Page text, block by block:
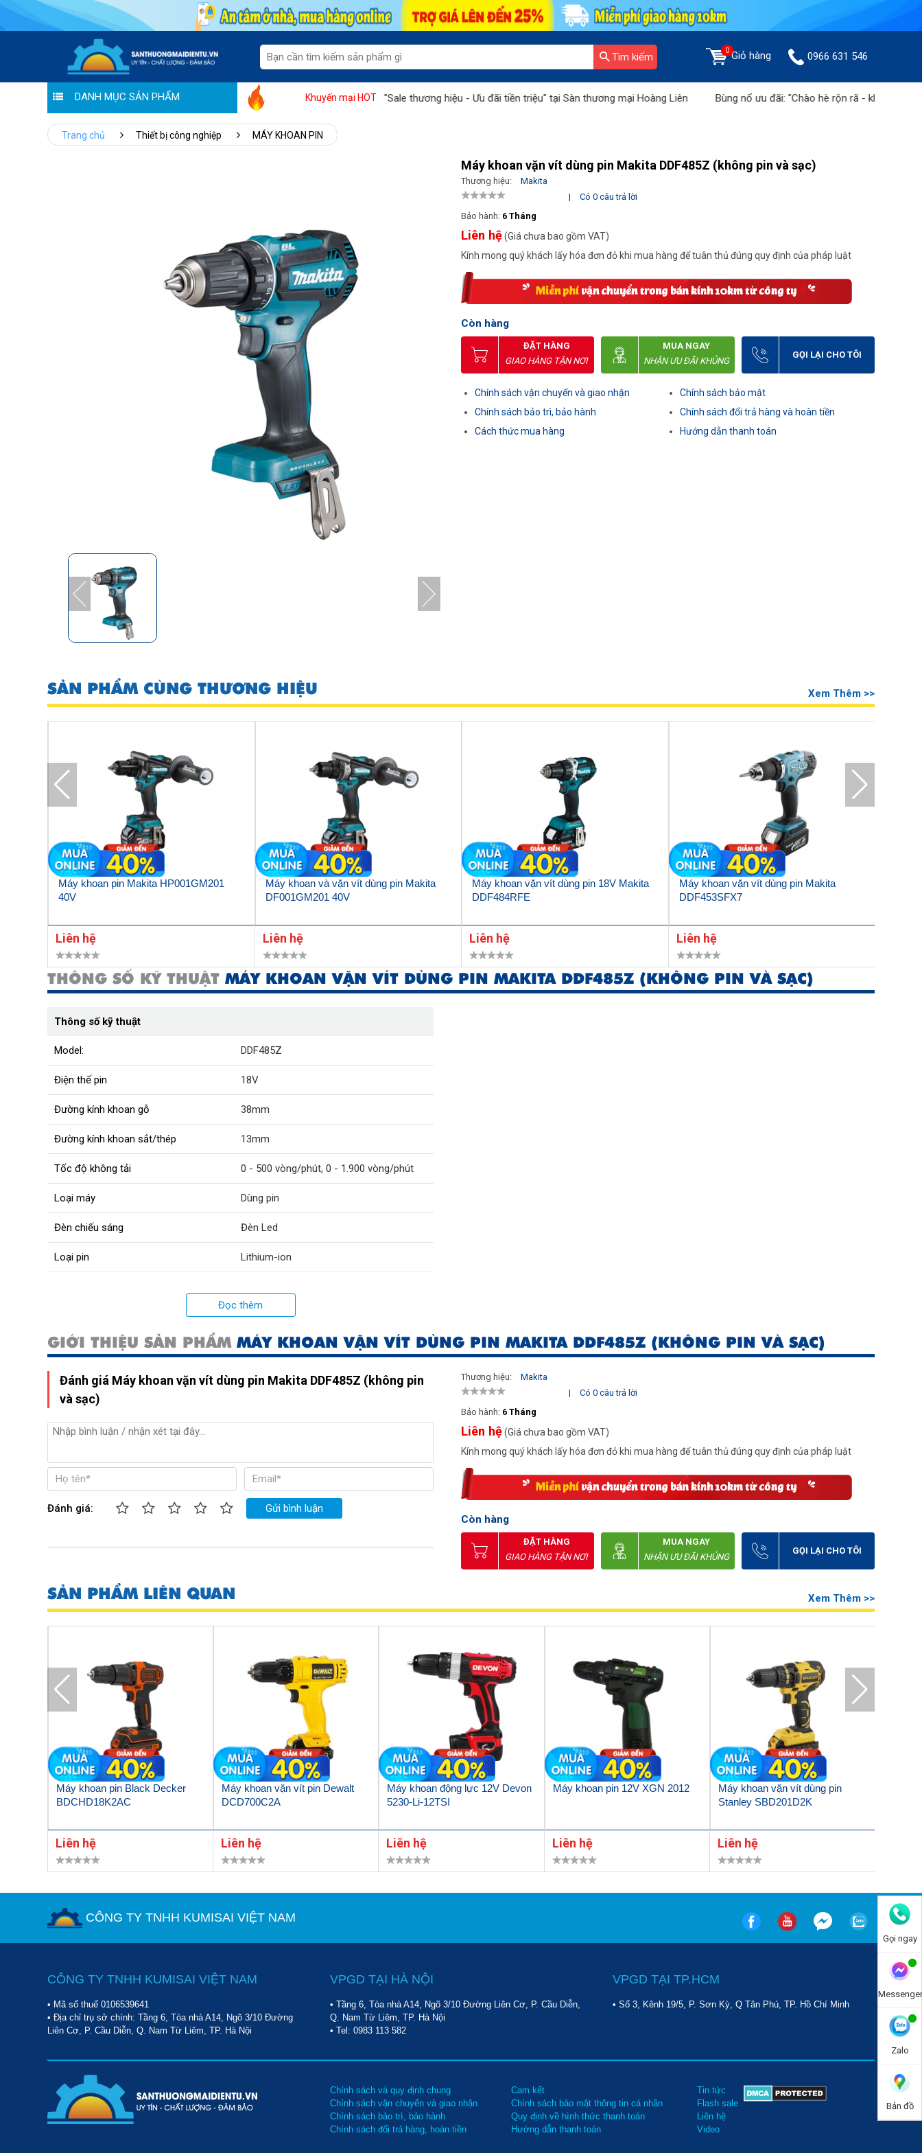
Tìm kiếm 0 Giỏ hàng 0966 631 546
DANH MỤC SẢN PHẨM Khuyến mại HOT
Tưng bừng khuyến mãi "Tháng vàng tri ân" "Sale thương hiệu - Ưu đãi tiền triệu" tại Sàn thương mại Hoàng Liên Bùng nổ ưu đãi: "Chào hè rộn rã - khuyến mãi cực
Trang chủ Thiết bị công nghiệp MÁY KHOAN PIN
Máy khoan vặn vít dùng pin Makita DDF485Z (không pin và sạc)
Thương hiệu:
Makita
|
Có 0 câu trả lời
Bảo hành: 6 Tháng
Liên hệ(Giá chưa bao gồm VAT)
Kính mong quý khách lấy hóa đơn đỏ khi mua hàng để tuân thủ đúng quy định của pháp luật
Còn hàng
ĐẶT HÀNG
GIAO HÀNG TẬN NƠI
MUA NGAY
NHẬN ƯU ĐÃI KHỦNG
GỌI LẠI CHO TÔI
Chính sách vận chuyển và giao nhận
Chính sách bảo trì, bảo hành
Cách thức mua hàng
Chính sách bảo mật
Chính sách đổi trả hàng và hoàn tiền
Hướng dẫn thanh toán
SẢN PHẨM CÙNG THƯƠNG HIỆU Xem Thêm >>
Máy khoan pin Makita HP001GM201
40V
Liên hệ
Máy khoan và vặn vít dùng pin Makita
DF001GM201 40V
Liên hệ
Máy khoan vặn vít dùng pin 18V Makita
DDF484RFE
Liên hệ
Máy khoan vặn vít dùng pin Makita
DDF453SFX7
Liên hệ
THÔNG SỐ KỸ THUẬT MÁY KHOAN VẶN VÍT DÙNG PIN MAKITA DDF485Z (KHÔNG PIN VÀ SẠC)
Thông số kỹ thuật
Model: DDF485Z
Điện thế pin 18V
Đường kính khoan gỗ 38mm
Đường kính khoan sắt/thép 13mm
Tốc độ không tải 0 - 500 vòng/phút, 0 - 1.900 vòng/phút
Loại máy Dùng pin
Đèn chiếu sáng Đèn Led
Loại pin Lithium-ion
Mô tơ từ (Cảm ứng)
Lõi mô tơ Dây đồng
Kích thước
Rộng x Sâu x Cao (16,9cm x 7,9cm x
23,7cm)
Trọng lượng 1,4kg - 1,7kg
Đọc thêm
GIỚI THIỆU SẢN PHẨM MÁY KHOAN VẶN VÍT DÙNG PIN MAKITA DDF485Z (KHÔNG PIN VÀ SẠC)
Đánh giá Máy khoan vặn vít dùng pin Makita DDF485Z (không pin
và sạc)
Đánh giá: Gửi bình luận
Thương hiệu:
Makita
|
Có 0 câu trả lời
Bảo hành: 6 Tháng
Liên hệ(Giá chưa bao gồm VAT)
Kính mong quý khách lấy hóa đơn đỏ khi mua hàng để tuân thủ đúng quy định của pháp luật
Còn hàng
ĐẶT HÀNG
GIAO HÀNG TẬN NƠI
MUA NGAY
NHẬN ƯU ĐÃI KHỦNG
GỌI LẠI CHO TÔI
SẢN PHẨM LIÊN QUAN Xem Thêm >>
Máy khoan pin Black Decker
BDCHD18K2AC
Liên hệ
Máy khoan vặn vít pin Dewalt
DCD700C2A
Liên hệ
Máy khoan động lực 12V Devon
5230-Li-12TSI
Liên hệ
Máy khoan pin 12V XGN 2012
Liên hệ
Máy khoan vặn vít dùng pin
Stanley SBD201D2K
Liên hệ
CÔNG TY TNHH KUMISAI VIỆT NAM
CÔNG TY TNHH KUMISAI VIỆT NAM
• Mã số thuế 0106539641
• Địa chỉ trụ sở chính: Tầng 6, Tòa nhà A14, Ngõ 3/10 Đường
Liên Cơ, P. Cầu Diễn, Q. Nam Từ Liêm, TP. Hà Nội
VPGD TẠI HÀ NỘI
• Tầng 6, Tòa nhà A14, Ngõ 3/10 Đường Liên Cơ, P. Cầu Diễn,
Q. Nam Từ Liêm, TP. Hà Nội
• Tel: 0983 113 582
VPGD TẠI TP.HCM
• Số 3, Kênh 19/5, P. Sơn Kỳ, Q Tân Phú, TP. Hồ Chí Minh
Chính sách và quy định chung
Chính sách vận chuyển và giao nhận
Chính sách bảo trì, bảo hành
Chính sách đổi trả hàng, hoàn tiền
Cam kết
Chính sách bảo mật thông tin cá nhân
Quy định về hình thức thanh toán
Hướng dẫn thanh toán
Tin tức
Flash sale
Liên hệ
Video
Gọi ngay
Messenger
Zalo
Bản đồ